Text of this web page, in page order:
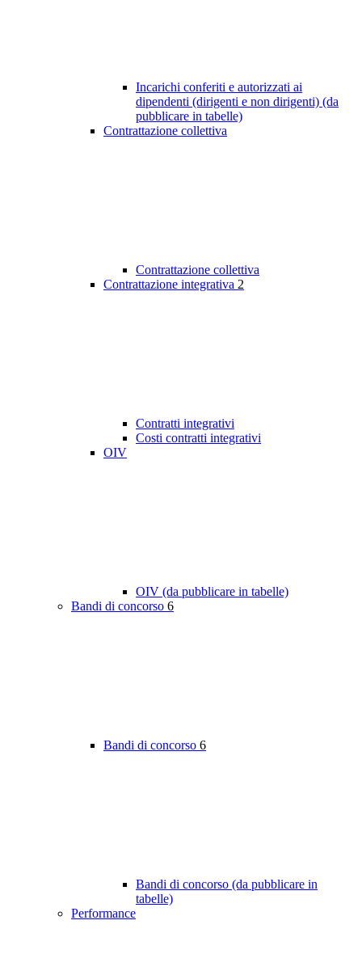
Incarichi conferiti e autorizzati ai
dipendenti (dirigenti e non dirigenti) (da
pubblicare in tabelle)
Contrattazione collettiva
Contrattazione collettiva
Contrattazione integrativa 2
Contratti integrativi
Costi contratti integrativi
OIV
OIV (da pubblicare in tabelle)
Bandi di concorso 6
Bandi di concorso 6
Bandi di concorso (da pubblicare in
tabelle)
Performance